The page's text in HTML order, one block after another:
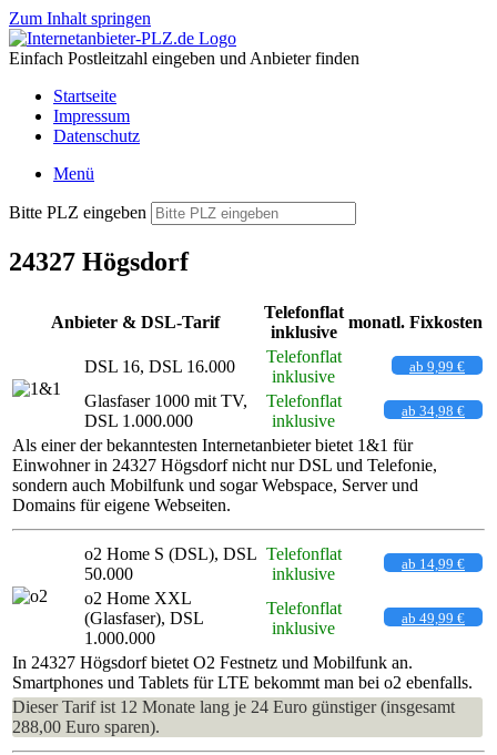
Zum Inhalt springen
Einfach Postleitzahl eingeben und Anbieter finden
Startseite
Impressum
Datenschutz
Menü
Bitte PLZ eingeben
24327 Högsdorf
Anbieter & DSL-Tarif
Telefonflat
inklusive
monatl. Fixkosten
DSL 16, DSL 16.000
Telefonflat
inklusive
ab 9,99 €
Glasfaser 1000 mit TV,
DSL 1.000.000
Telefonflat
inklusive
ab 34,98 €
Als einer der bekanntesten Internetanbieter bietet 1&1 für
Einwohner in 24327 Högsdorf nicht nur DSL und Telefonie,
sondern auch Mobilfunk und sogar Webspace, Server und
Domains für eigene Webseiten.
o2 Home S (DSL), DSL
50.000
Telefonflat
inklusive
ab 14,99 €
o2 Home XXL
(Glasfaser), DSL
1.000.000
Telefonflat
inklusive
ab 49,99 €
In 24327 Högsdorf bietet O2 Festnetz und Mobilfunk an.
Smartphones und Tablets für LTE bekommt man bei o2 ebenfalls.
Dieser Tarif ist 12 Monate lang je 24 Euro günstiger (insgesamt
288,00 Euro sparen).